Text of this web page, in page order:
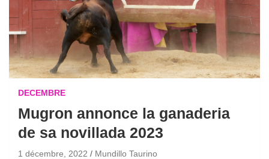
DECEMBRE
Mugron annonce la ganaderia
de sa novillada 2023
1 décembre, 2022 Mundillo Taurino